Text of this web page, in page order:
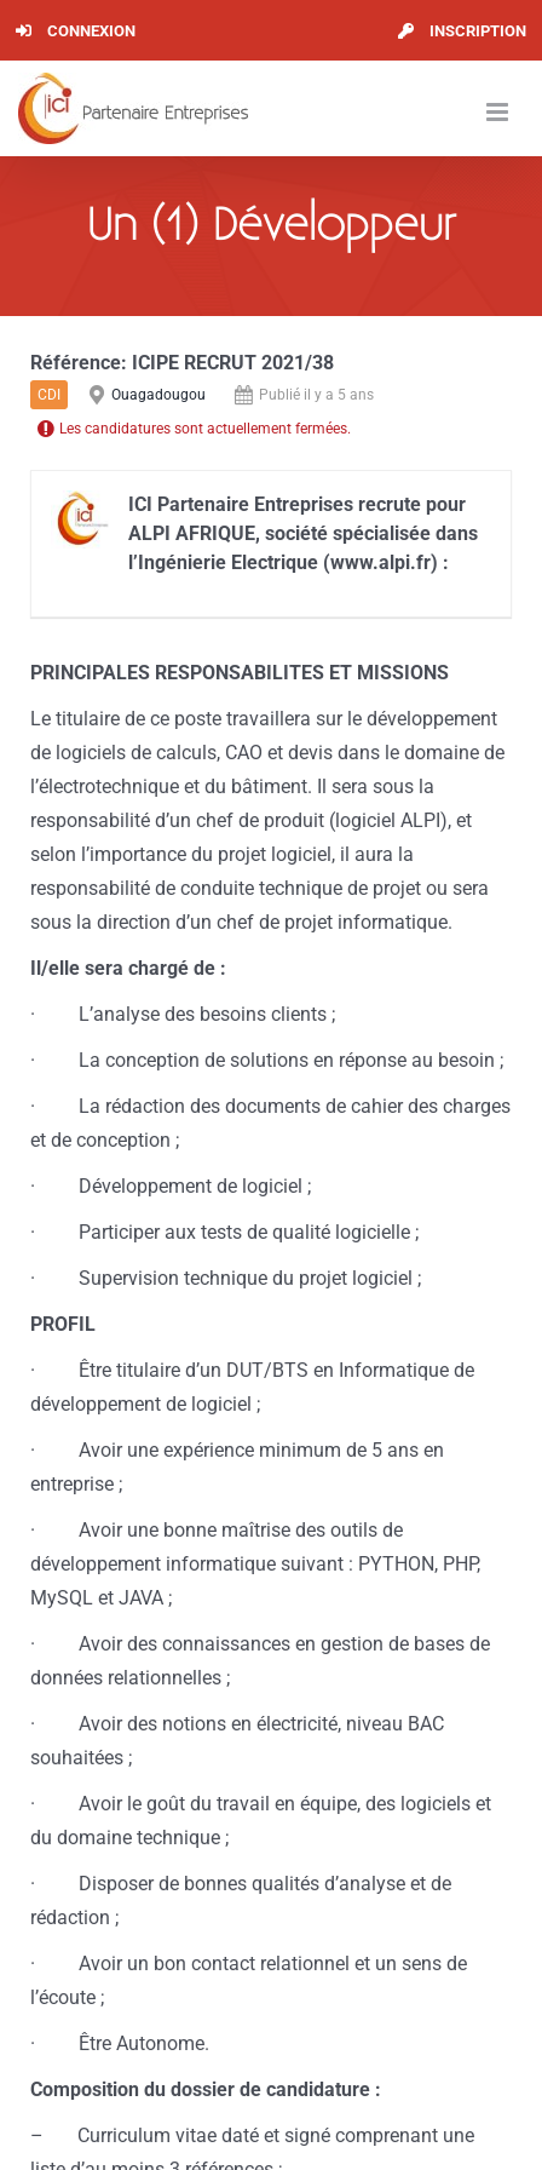
content
CONNEXION INSCRIPTION
Un (1) Développeur
Référence: ICIPE RECRUT 2021/38
CDI Ouagadougou
Publié il y a 5 ans
Les candidatures sont actuellement fermées.
ICI Partenaire Entreprises recrute pour
ALPI AFRIQUE, société spécialisée dans
l’Ingénierie Electrique (www.alpi.fr) :
PRINCIPALES RESPONSABILITES ET MISSIONS
Le titulaire de ce poste travaillera sur le développement
de logiciels de calculs, CAO et devis dans le domaine de
l’électrotechnique et du bâtiment. Il sera sous la
responsabilité d’un chef de produit (logiciel ALPI), et
selon l’importance du projet logiciel, il aura la
responsabilité de conduite technique de projet ou sera
sous la direction d’un chef de projet informatique.
Il/elle sera chargé de :
· L’analyse des besoins clients ;
· La conception de solutions en réponse au besoin ;
· La rédaction des documents de cahier des charges
et de conception ;
· Développement de logiciel ;
· Participer aux tests de qualité logicielle ;
· Supervision technique du projet logiciel ;
PROFIL
· Être titulaire d’un DUT/BTS en Informatique de
développement de logiciel ;
· Avoir une expérience minimum de 5 ans en
entreprise ;
· Avoir une bonne maîtrise des outils de
développement informatique suivant : PYTHON, PHP,
MySQL et JAVA ;
· Avoir des connaissances en gestion de bases de
données relationnelles ;
· Avoir des notions en électricité, niveau BAC
souhaitées ;
· Avoir le goût du travail en équipe, des logiciels et
du domaine technique ;
· Disposer de bonnes qualités d’analyse et de
rédaction ;
· Avoir un bon contact relationnel et un sens de
l’écoute ;
· Être Autonome.
Composition du dossier de candidature :
– Curriculum vitae daté et signé comprenant une